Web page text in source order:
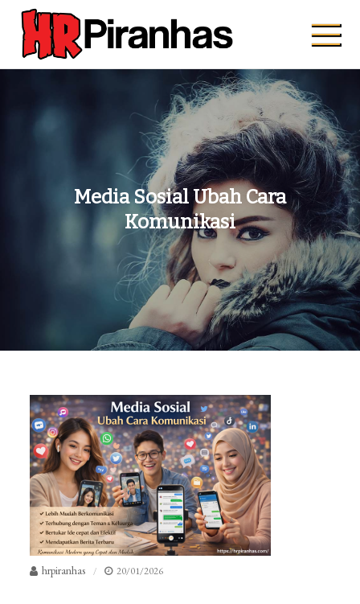
content
Hrpiranhas.com
Kuat, Cepat, Bersama
Media Sosial Ubah Cara
Komunikasi
hrpiranhas 20/01/2026